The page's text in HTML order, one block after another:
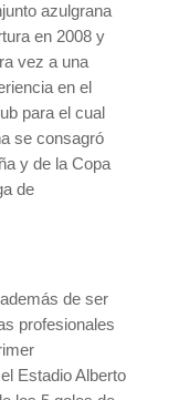
azulgrana
en 2008 y
vez a una
en el
para el cual
se consagró
y de la Copa
de
de ser
profesionales
Estadio Alberto